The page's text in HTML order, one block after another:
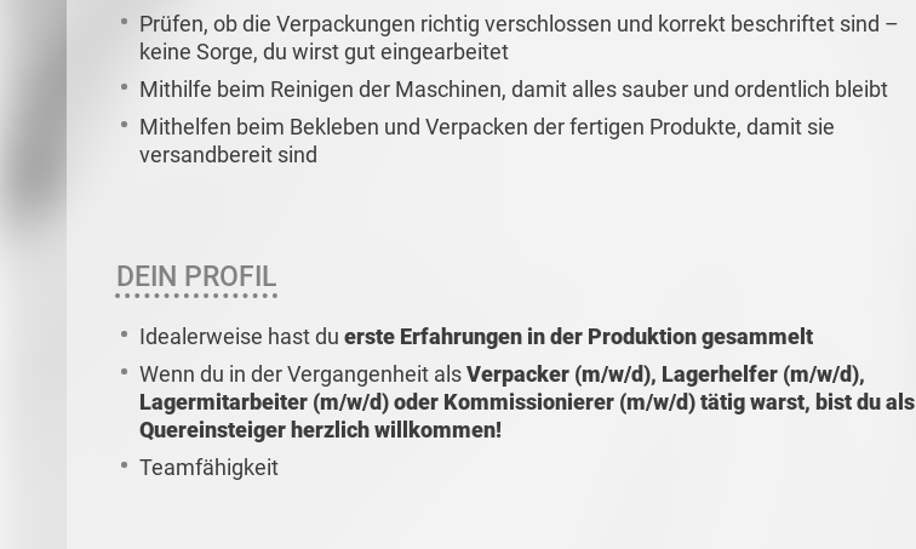
Prüfen, ob die Verpackungen richtig verschlossen und korrekt beschriftet sind –
keine Sorge, du wirst gut eingearbeitet
Mithilfe beim Reinigen der Maschinen, damit alles sauber und ordentlich bleibt
Mithelfen beim Bekleben und Verpacken der fertigen Produkte, damit sie
versandbereit sind
DEIN PROFIL
Idealerweise hast du erste Erfahrungen in der Produktion gesammelt
Wenn du in der Vergangenheit alsVerpacker (m/w/d), Lagerhelfer (m/w/d),
Lagermitarbeiter (m/w/d) oder Kommissionierer (m/w/d) tätig warst, bist du als
Quereinsteiger herzlich willkommen!
Teamfähigkeit